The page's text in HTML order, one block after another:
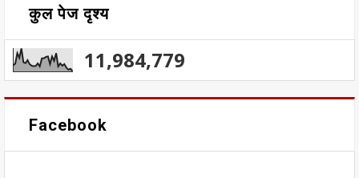
कुल पेज दृश्य
11,984,779
Facebook